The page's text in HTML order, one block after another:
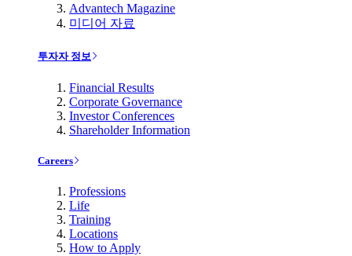
Advantech Magazine
미디어 자료
투자자 정보
Financial Results
Corporate Governance
Investor Conferences
Shareholder Information
Careers
Professions
Life
Training
Locations
How to Apply